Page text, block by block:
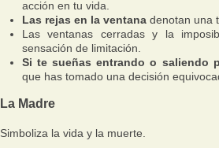
acción en tu vida.
Las rejas en la ventana denotan una
Las ventanas cerradas y la
sensación de limitación.
Si te sueñas entrando o saliendo
que has tomado una decisión
La Madre
Simboliza la vida y la muerte.